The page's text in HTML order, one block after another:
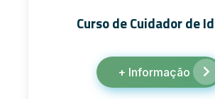
Curso de Cuidador de
+ Informação